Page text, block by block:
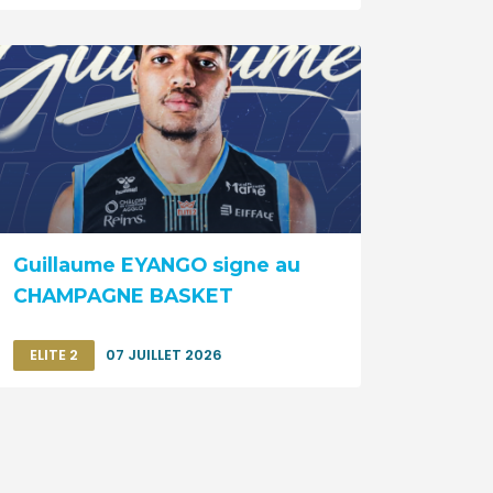
Guillaume EYANGO signe au
CHAMPAGNE BASKET
ELITE 2 07 JUILLET 2026